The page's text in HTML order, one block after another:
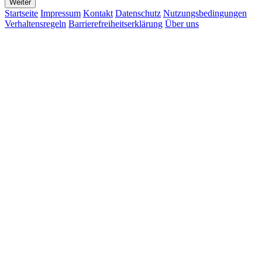
Weiter
Startseite Impressum Kontakt Datenschutz Nutzungsbedingungen
Verhaltensregeln Barrierefreiheitserklärung Über uns